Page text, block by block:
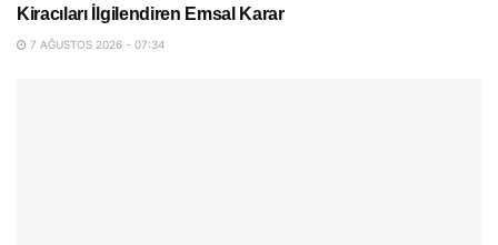
Kiracıları İlgilendiren Emsal Karar
7 AĞUSTOS 2026 - 07:34